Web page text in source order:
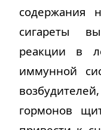
содержания
сигареты
реакции в
иммунной
гормонов